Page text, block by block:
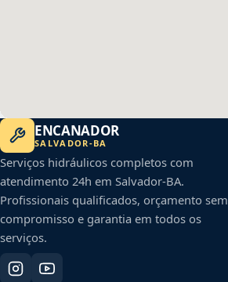
ENCANADOR
SALVADOR-BA
Serviços hidráulicos completos com
atendimento 24h em Salvador-BA.
Profissionais qualificados, orçamento sem
compromisso e garantia em todos os
serviços.